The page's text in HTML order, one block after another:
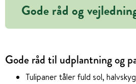
Gode råd og
Gode råd til udplantning og
Tulipaner tåler fuld sol,